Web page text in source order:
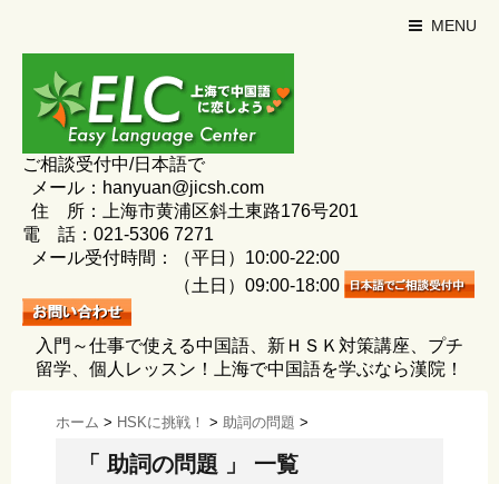
MENU
ご相談受付中/日本語で
メール：hanyuan@jicsh.com
住 所：上海市黄浦区斜土東路176号201
電 話：021-5306 7271
メール受付時間：（平日）10:00-22:00
（土日）09:00-18:00
入門～仕事で使える中国語、新ＨＳＫ対策講座、プチ
留学、個人レッスン！上海で中国語を学ぶなら漢院！
ホーム > HSKに挑戦！ > 助詞の問題 >
「 助詞の問題 」 一覧